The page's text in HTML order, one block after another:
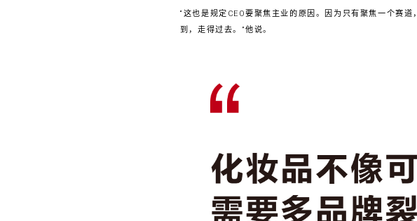
“这也是规定CEO要聚焦主业的原因。因为只有聚焦一个赛
到，走得过去。”他说。